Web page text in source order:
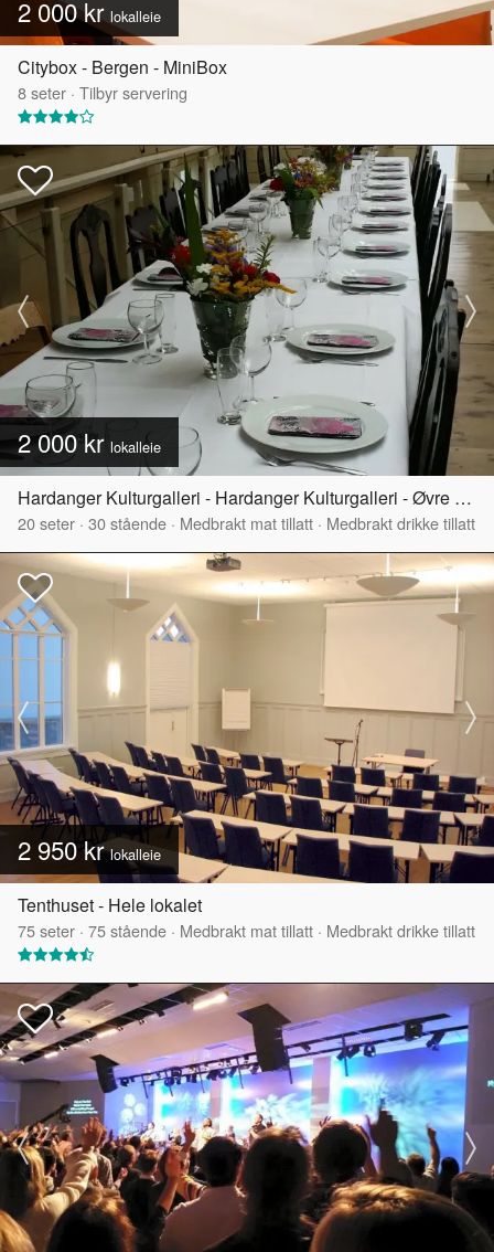
2 000 kr lokalleie
Citybox - Bergen - MiniBox
8seter · Tilbyr servering
2 000 kr lokalleie
Hardanger Kulturgalleri - Hardanger Kulturgalleri - Øvre del
20seter · 30stående · Medbrakt mat tillatt · Medbrakt drikke tillatt
2 950 krlokalleie
Tenthuset - Hele lokalet
75seter · 75stående · Medbrakt mat tillatt · Medbrakt drikke tillatt